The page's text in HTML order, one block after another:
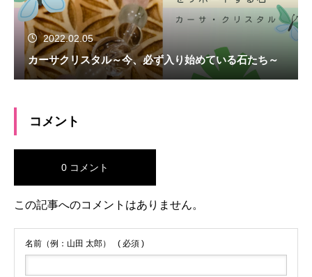
2022.02.05
カーサクリスタル～今、必ず入り始めている石たち～
コメント
0 コメント
この記事へのコメントはありません。
名前（例：山田 太郎） ( 必須 )